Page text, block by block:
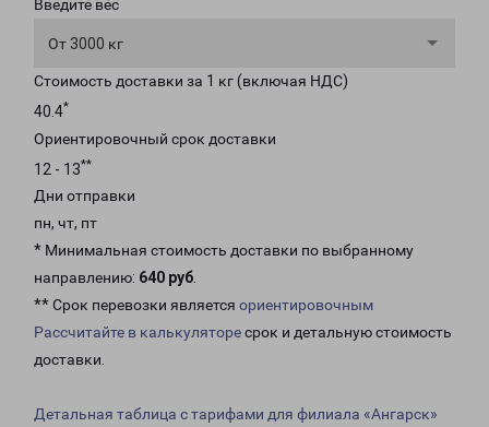
Введите вес
От 3000 кг
Стоимость доставки за 1 кг (включая НДС)
40.4*
Ориентировочный срок доставки
12 - 13**
Дни отправки
пн, чт, пт
* Минимальная стоимость доставки по выбранному
направлению: 640 руб.
** Срок перевозки является ориентировочным
Рассчитайте в калькуляторесрок и детальную стоимость
доставки.
Детальная таблица с тарифами для филиала «Ангарск»